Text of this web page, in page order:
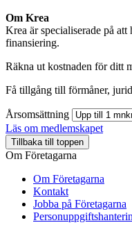
Om Krea
Krea är specialiserade på
finansiering.
Räkna ut kostnaden för ditt
Få tillgång till förmåner,
Årsomsättning
Läs om medlemskapet
Tillbaka till toppen
Om Företagarna
Om Företagarna
Kontakt
Jobba på Företagarna